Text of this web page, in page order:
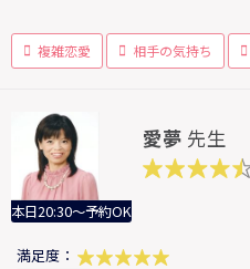
複雑恋愛 相手の気持ち
本日20:30～予約OK
愛夢 先生
満足度：